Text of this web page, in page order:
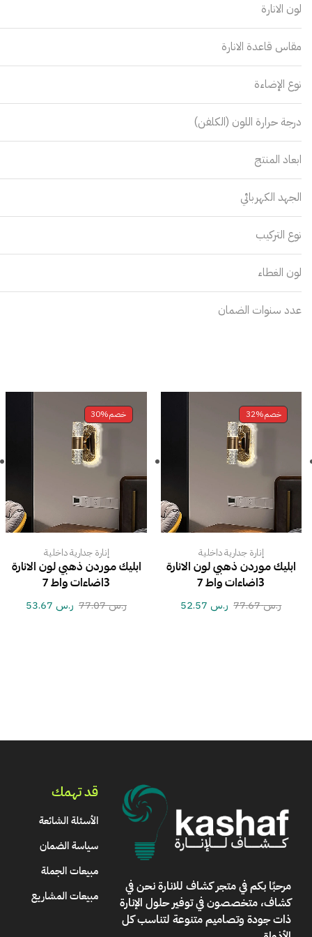
لون الانارة
مقاس قاعدة الانارة
نوع الإضاءة
درجة حرارة اللون (الكلفن)
ابعاد المنتج
الجهد الكهربائي
نوع التركيب
لون الغطاء
عدد سنوات الضمان
خصم32%
إنارة جدارية داخلية
ابليك موردن ذهبي لون الانارة
3اضاءات واط 7
ر.س77.67 ر.س
خصم30%
إنارة جدارية داخلية
ابليك موردن ذهبي لون الانارة
3اضاءات واط 7
ر.س77.07 ر.س
مرحبًا بكم فيمتجر كشاف للانارةنحن في
كشاف، متخصصون في توفير حلول الإنارة
ذات جودة وتصاميم متنوعة لتناسب كل
قد تهمك
الأسئلة الشائعة
سياسة الضمان
مبيعات الجملة
مبيعات المشاريع